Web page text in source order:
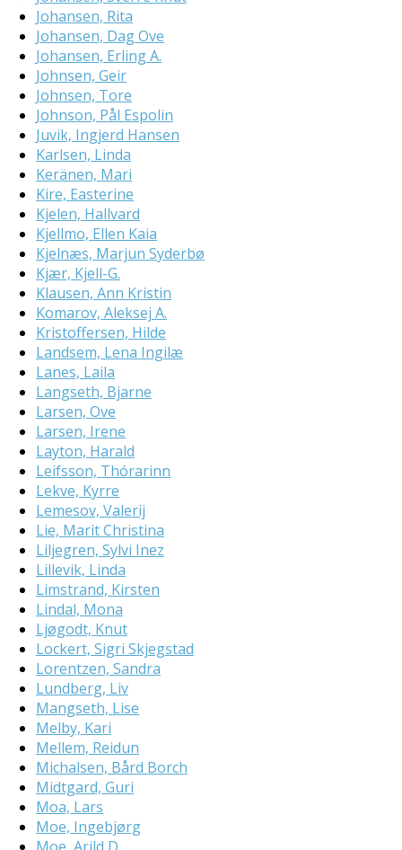
Johansen, Rita
Johansen, Dag Ove
Johansen, Erling A.
Johnsen, Geir
Johnsen, Tore
Johnson, Pål Espolin
Juvik, Ingjerd Hansen
Karlsen, Linda
Keränen, Mari
Kire, Easterine
Kjelen, Hallvard
Kjellmo, Ellen Kaia
Kjelnæs, Marjun Syderbø
Kjær, Kjell-G.
Klausen, Ann Kristin
Komarov, Aleksej A.
Kristoffersen, Hilde
Landsem, Lena Ingilæ
Lanes, Laila
Langseth, Bjarne
Larsen, Ove
Larsen, Irene
Layton, Harald
Leifsson, Thórarinn
Lekve, Kyrre
Lemesov, Valerij
Lie, Marit Christina
Liljegren, Sylvi Inez
Lillevik, Linda
Limstrand, Kirsten
Lindal, Mona
Ljøgodt, Knut
Lockert, Sigri Skjegstad
Lorentzen, Sandra
Lundberg, Liv
Mangseth, Lise
Melby, Kari
Mellem, Reidun
Michalsen, Bård Borch
Midtgard, Guri
Moa, Lars
Moe, Ingebjørg